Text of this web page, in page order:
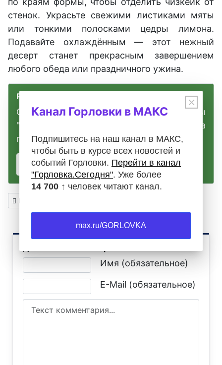
стенок. Украсьте свежими листиками мяты
или тонкими полосками цедры лимона.
Подавайте охлаждённым — этот нежный
десерт станет прекрасным завершением
любого обеда или праздничного ужина.
Размещено в печатном издании
Опубликовано в печатном издании газеты
"Горловка.Сегодня". Для просмотра
перейдите по ссылке:
Смотреть
Предыдущий: Нежный апельсиновый кекс с цитрусовыми
Назад
Имя (обязательное)
E-Mail (обязательное)
Текст комментария
×
Канал Горловки в МАКС
Подпишитесь на наш канал в МАКС,
чтобы быть в курсе всех новостей и
событий Горловки. Перейти в канал
"Горловка.Сегодня". Уже более
14 700 ↑ человек читают канал.
max.ru/GORLOVKA